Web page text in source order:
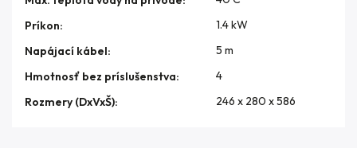
Príkon:
1.4 kW
Napájací kábel:
5 m
Hmotnosť bez príslušenstva:
4
Rozmery (DxVxŠ): 246 x 280 x 586